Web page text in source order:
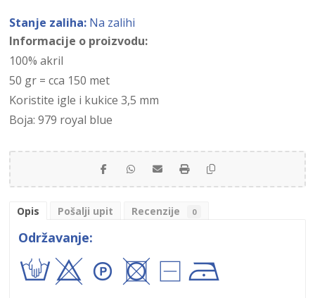
Stanje zaliha: Na zalihi
Informacije o proizvodu:
100% akril
50 gr = cca 150 met
Koristite igle i kukice 3,5 mm
Boja: 979 royal blue
Opis Pošalji upit Recenzije 0
Održavanje:
txA+9!